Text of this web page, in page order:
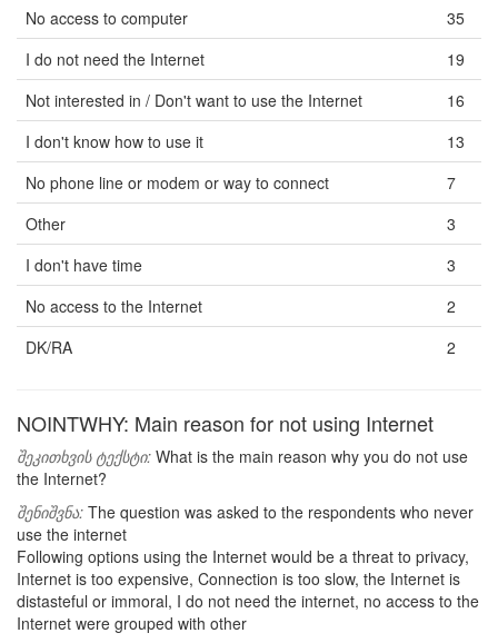
No access to computer
35
I do not need the Internet
19
Not interested in / Don't want to use the Internet
16
I don't know how to use it
13
No phone line or modem or way to connect
7
Other
3
I don't have time
3
No access to the Internet
2
DK/RA
2
NOINTWHY: Main reason for not using Internet
შეკითხვის ტექსტი: What is the main reason why you do not use
the Internet?
შენიშვნა: The question was asked to the respondents who never
use the internet
Following options using the Internet would be a threat to privacy,
Internet is too expensive, Connection is too slow, the Internet is
distasteful or immoral, I do not need the internet, no access to the
Internet were grouped with other